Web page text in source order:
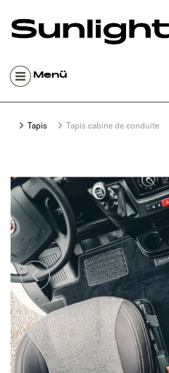
Menü
Tapis Tapis cabine de conduite